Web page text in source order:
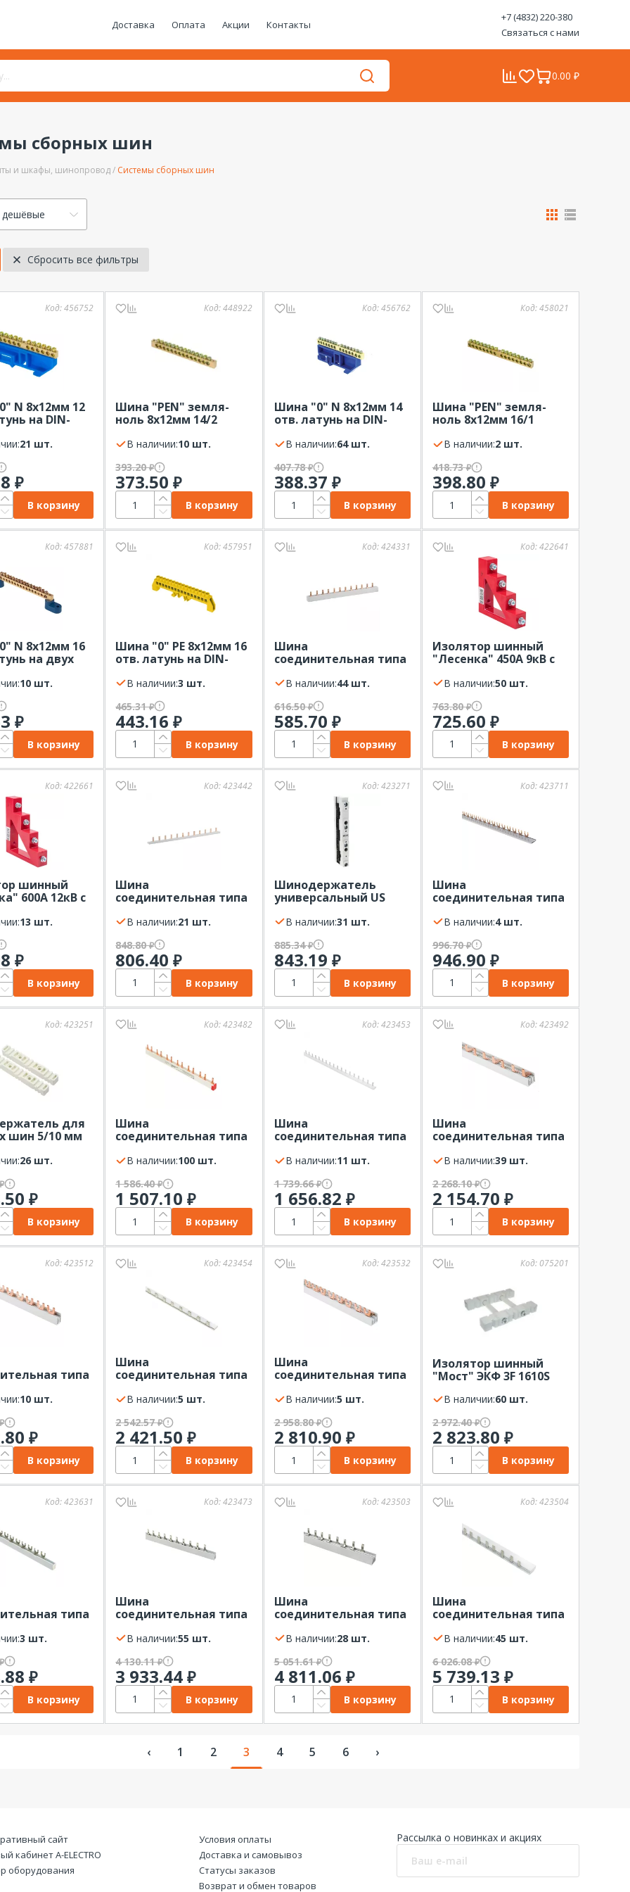
Доставка Оплата Акции Контакты
+7 (4832) 220-380
Связаться с нами
0.00 ₽
сборных шин
и шкафы, шинопровод Системы сборных шин
дешёвые
Сбросить все фильтры
Код:456752
N 8x12мм 12
на DIN-
21 шт.
₽
В корзину
Код:448922
Шина "PEN" земля-
ноль 8х12мм 14/2
В наличии:
10 шт.
393.20₽
373.50₽
В корзину
Код:456762
Шина "0" N 8x12мм 14
отв. латунь на DIN-
В наличии:
64 шт.
407.78₽
388.37 ₽
В корзину
Код:458021
Шина "PEN" земля-
ноль 8х12мм 16/1
латунь EKF
В наличии:
2 шт.
418.73₽
398.80 ₽
В корзину
Код:457881
N 8х12мм 16
на двух
изоляторах
10 шт.
₽
В корзину
Код:457951
Шина "0" PE 8x12мм 16
отв. латунь на DIN-
рейку EKF желтый
нейлоновый корпус
комбинированный
В наличии:
3 шт.
465.31₽
443.16₽
В корзину
Код:424331
Шина
соединительная типа
мод. 22см шаг 18мм
EKF PROxima
В наличии:
44 шт.
616.50₽
585.70 ₽
В корзину
Код:422641
Изолятор шинный
"Лесенка" 450А 9кВ с
В наличии:
50 шт.
763.80₽
725.60 ₽
В корзину
Код:422661
шинный
600А 12кВ с
13 шт.
₽
В корзину
Код:423442
Шина
соединительная типа
шаг 18мм EKF
В наличии:
21 шт.
848.80₽
806.40₽
В корзину
Код:423271
Шинодержатель
универсальный US
В наличии:
31 шт.
885.34₽
843.19 ₽
В корзину
Код:423711
Шина
соединительная типа
EKFВ наличии:
4 шт.
996.70₽
946.90 ₽
В корзину
Код:423251
для
шин 5/10 мм
26 шт.
₽
₽
В корзину
Код:423482
Шина
соединительная типа
шаг 18мм EKF
В наличии:
100 шт.
1 586.40₽
1 507.10₽
В корзину
Код:423453
Шина
соединительная типа
шаг 18мм EKF
В наличии:
11 шт.
1 739.66₽
1 656.82 ₽
В корзину
Код:423492
Шина
соединительная типа
шаг 18мм EKF
В наличии:
39 шт.
2 268.10₽
2 154.70 ₽
В корзину
Код:423512
типа
10 шт.
₽
₽
В корзину
Код:423454
Шина
соединительная типа
шаг 27мм EKF
В наличии:
5 шт.
2 542.57₽
2 421.50₽
В корзину
Код:423532
Шина
соединительная типа
EKFВ наличии:
5 шт.
2 958.80₽
2 810.90 ₽
В корзину
Код: 075201
Изолятор шинный
"Мост" ЭКФ 3F 1610S
В наличии:
60 шт.
2 972.40₽
2 823.80 ₽
В корзину
Код:423631
типа
3 шт.
₽
₽
В корзину
Код:423473
Шина
соединительная типа
шаг 18мм EKF
В наличии:
55 шт.
4 130.11₽
3 933.44₽
В корзину
Код:423503
Шина
соединительная типа
шаг 18мм EKF
В наличии:
28 шт.
5 051.61₽
4 811.06 ₽
В корзину
Код:423504
Шина
соединительная типа
шаг 27мм EKF
В наличии:
45 шт.
6 026.08₽
5 739.13 ₽
В корзину
‹ 1 2 3 4 5 6 ›
сайт
кабинет А-ELECTRO
оборудования
Условия оплаты
Доставка и самовывоз
Статусы заказов
Возврат и обмен товаров
Рассылка о новинках и акциях